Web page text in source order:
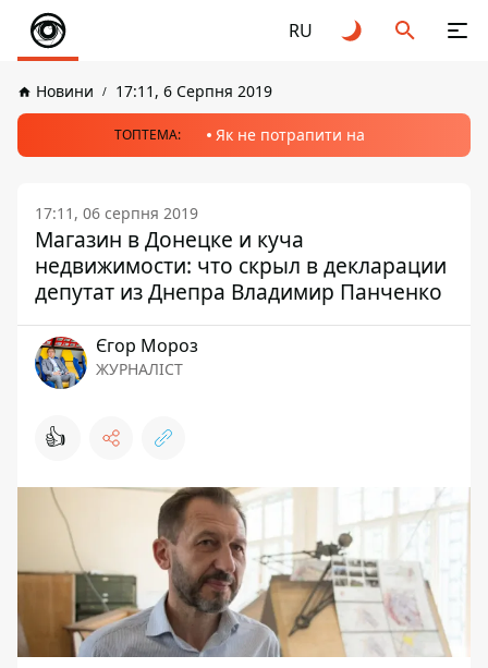
RU
Новини 17:11, 6 Серпня 2019
ТОПТЕМА: Як не потрапити на
17:11, 06 серпня 2019
Магазин в Донецке и куча
недвижимости: что скрыл в декларации
депутат из Днепра Владимир Панченко
Єгор Мороз
ЖУРНАЛІСТ
👍